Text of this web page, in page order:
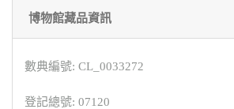
博物館藏品資訊
數典編號: CL_0033272
登記總號: 07120